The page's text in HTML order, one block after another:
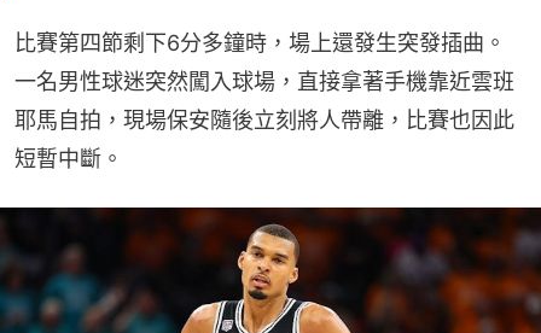
比賽第四節剩下6分多鐘時，場上還發生突發插曲。
一名男性球迷突然闖入球場，直接拿著手機靠近雲班
耶馬自拍，現場保安隨後立刻將人帶離，比賽也因此
短暫中斷。